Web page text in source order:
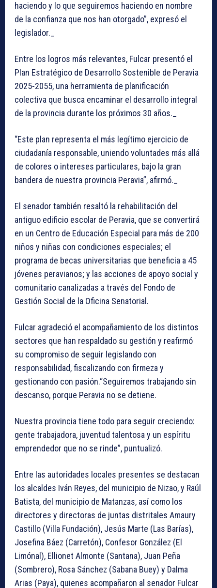
haciendo y lo que seguiremos haciendo en nombre
de la confianza que nos han otorgado”, expresó el
legislador._
Entre los logros más relevantes, Fulcar presentó el
Plan Estratégico de Desarrollo Sostenible de Peravia
2025-2055, una herramienta de planificación
colectiva que busca encaminar el desarrollo integral
de la provincia durante los próximos 30 años._
“Este plan representa el más legítimo ejercicio de
ciudadanía responsable, uniendo voluntades más allá
de colores o intereses particulares, bajo la gran
bandera de nuestra provincia Peravia”, afirmó._
El senador también resaltó la rehabilitación del
antiguo edificio escolar de Peravia, que se convertirá
en un Centro de Educación Especial para más de 200
niños y niñas con condiciones especiales; el
programa de becas universitarias que beneficia a 45
jóvenes peravianos; y las acciones de apoyo social y
comunitario canalizadas a través del Fondo de
Gestión Social de la Oficina Senatorial.
Fulcar agradeció el acompañamiento de los distintos
sectores que han respaldado su gestión y reafirmó
su compromiso de seguir legislando con
responsabilidad, fiscalizando con firmeza y
gestionando con pasión.“Seguiremos trabajando sin
descanso, porque Peravia no se detiene.
Nuestra provincia tiene todo para seguir creciendo:
gente trabajadora, juventud talentosa y un espíritu
emprendedor que no se rinde”, puntualizó.
Entre las autoridades locales presentes se destacan
los alcaldes Iván Reyes, del municipio de Nizao, y Raúl
Batista, del municipio de Matanzas, así como los
directores y directoras de juntas distritales Amaury
Castillo (Villa Fundación), Jesús Marte (Las Barías),
Josefina Báez (Carretón), Confesor González (El
Limónal), Ellionet Almonte (Santana), Juan Peña
(Sombrero), Rosa Sánchez (Sabana Buey) y Dalma
Arias (Paya), quienes acompañaron al senador Fulcar